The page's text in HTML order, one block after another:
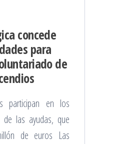
concede
para
de
participan en los
de las ayudas, que
de euros Las